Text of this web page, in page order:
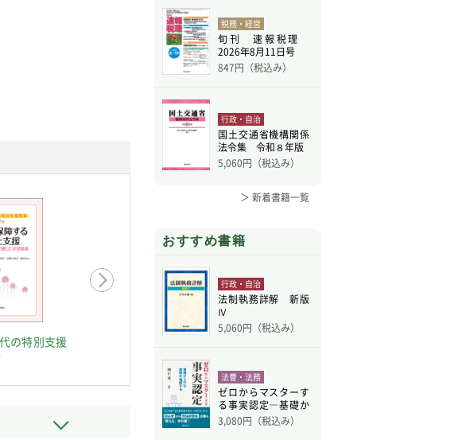
の特別支援
障がいのある子どもを育て
ながらどう生きる？ 親の
生き方を…【WAVE出版】
特別支援が必要な子どもの
出版】
税務・経営
旬刊 速報税理
2026年8月11日号
847円（税込み）
行政・自治
国土交通省機構関係
法令集 令和８年版
5,060円（税込み）
＞ 新着書籍一覧
おすすめ書籍
行政・自治
法制執務詳解 新版
Ⅳ
5,060円（税込み）
法曹・法務
ゼロからマスターす
る事実認定―基礎か
ら学
3,080円（税込み）